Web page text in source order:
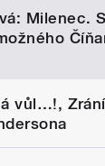
Milenec.
vůl…!,